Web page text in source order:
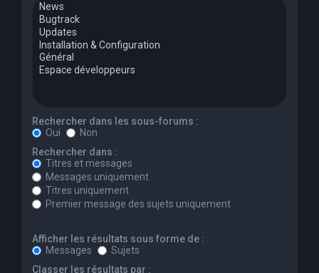
Rechercher dans les sous-forums :
Oui
Non
Rechercher dans :
Titres et messages
Messages uniquement
Titres uniquement
Premier message des sujets uniquement
Afficher les résultats sous forme de :
Messages
Sujets
Classer les résultats par :